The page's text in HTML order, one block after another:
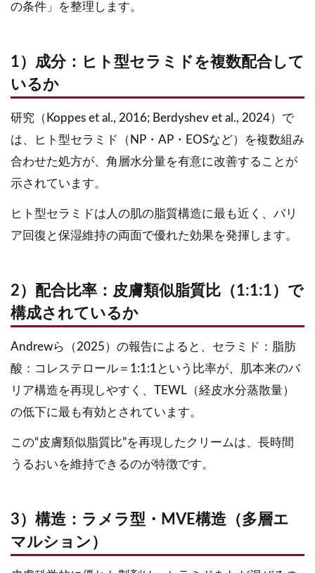
の条件」を整理します。
1）成分：ヒト型セラミドを複数配合して
いるか
研究（Koppes et al., 2016; Berdyshev et al., 2024）で
は、ヒト型セラミド（NP・AP・EOSなど）を複数組み
合わせた処方が、角層水分量を有意に改善することが
示されています。
ヒト型セラミドは人の肌の脂質構造に最も近く、バリ
ア回復と保湿維持の両面で優れた効果を発揮します。
2）配合比率：皮膚類似脂質比（1:1:1）で
構成されているか
Andrewら（2025）の報告によると、セラミド：脂肪
酸：コレステロール＝1:1:1という比率が、肌本来のバ
リア構造を再現しやすく、TEWL（経皮水分蒸散量）
の低下に最も有効とされています。
この“皮膚類似脂質比”を再現したクリームは、長時間
うるおいを維持できるのが特徴です。
3）構造：ラメラ型・MVE構造（多層エ
マルション）